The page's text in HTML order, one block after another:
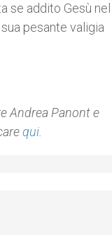
se addito Gesù nel
pesante valigia
Andrea Panont e
qui